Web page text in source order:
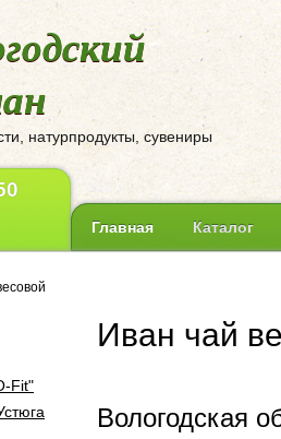
натурпродукты, сувениры
Главная Каталог
Fit"
Иван чай
Вологодская